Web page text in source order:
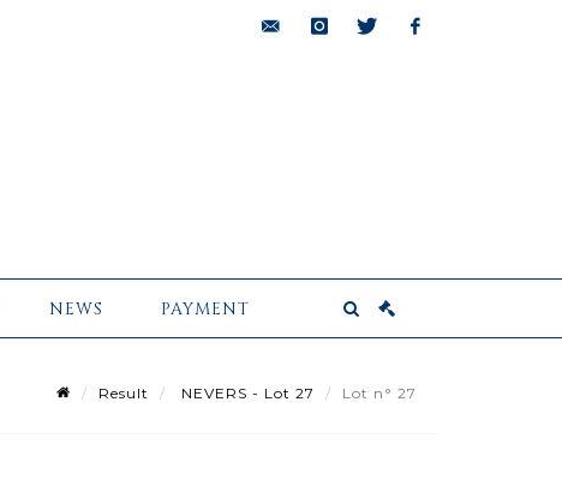
NEWS PAYMENT
Result NEVERS - Lot 27 Lot n° 27